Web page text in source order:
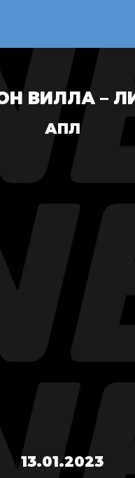
ВИЛЛА –
АПЛ
13.01.2023